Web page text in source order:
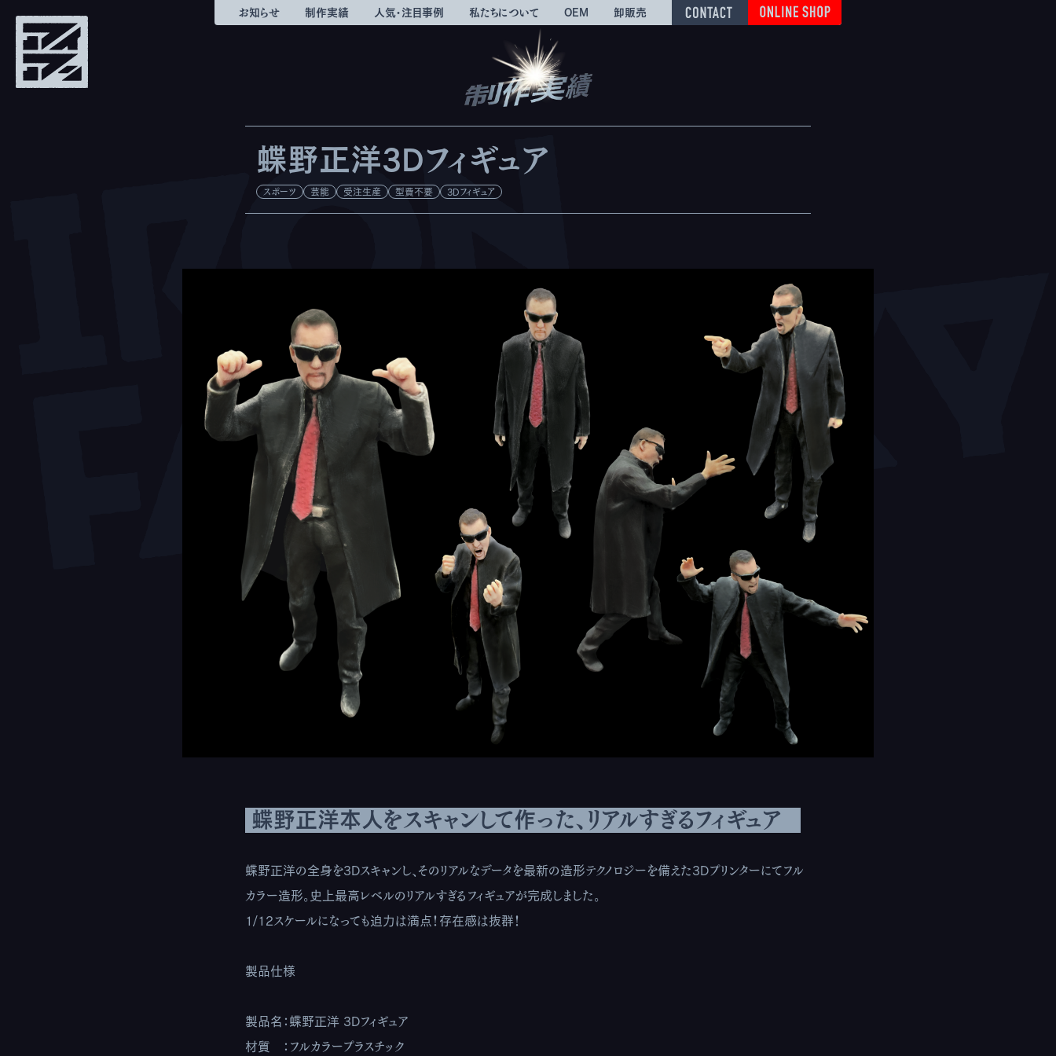
お知らせ 制作実績 人気・注目事例 私たちについて OEM 卸販売
蝶野正洋3Dフィギュア
スポーツ 芸能 受注生産 型費不要 3Dフィギュア
蝶野正洋本人をスキャンして作った、リアルすぎるフィギュア
蝶野正洋の全身を3Dスキャンし、そのリアルなデータを最新の造形テクノロジーを備えた3Dプリンターにてフル
カラー造形。史上最高レベルのリアルすぎるフィギュアが完成しました。
1/12スケールになっても迫力は満点！存在感は抜群！
製品仕様
製品名：蝶野正洋 3Dフィギュア
材質 ：フルカラープラスチック